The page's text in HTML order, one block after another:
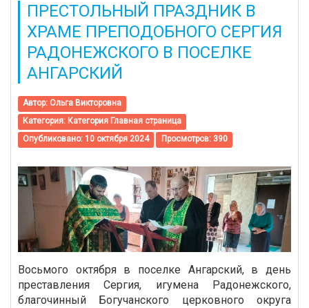
ПРЕСТОЛЬНЫЙ ПРАЗДНИК В
ХРАМЕ ПРЕПОДОБНОГО СЕРГИЯ
РАДОНЕЖСКОГО В ПОСЕЛКЕ
АНГАРСКИЙ
Автор: Ольга Викторовна
Категория: Категория Главная страница
Опубликовано: 10 октября 2024
Просмотров: 390
Восьмого октября в поселке Ангарский, в день
преставления Сергия, игумена Радонежского,
благочинный Богучанского церковного округа